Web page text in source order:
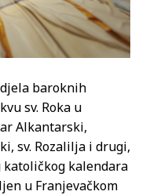
baroknih
sv. Roka u
Alkantarski,
sv. Rozalilja i drugi,
katoličkog kalendara
u Franjevačkom